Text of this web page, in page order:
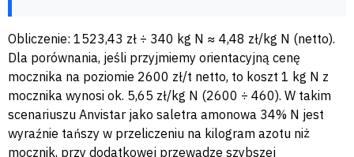
Obliczenie: 1523,43 zł ÷ 340 kg N ≈ 4,48 zł/kg N (netto).
Dla porównania, jeśli przyjmiemy orientacyjną cenę
mocznika na poziomie 2600 zł/t netto, to koszt 1 kg N z
mocznika wynosi ok. 5,65 zł/kg N (2600 ÷ 460). W takim
scenariuszu Anvistar jako saletra amonowa 34% N jest
wyraźnie tańszy w przeliczeniu na kilogram azotu niż
mocznik, przy dodatkowej przewadze szybszej